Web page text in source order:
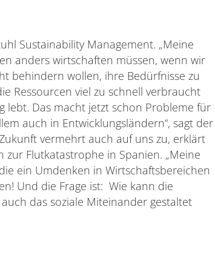
Sustainability Management. „Meine
anders wirtschaften müssen, wenn wir
behindern wollen, ihre Bedürfnisse zu
Ressourcen viel zu schnell verbraucht
Das macht jetzt schon Probleme für
auch in Entwicklungsländern“, sagt der
vermehrt auch auf uns zu, erklärt
Flutkatastrophe in Spanien. „Meine
ein Umdenken in Wirtschaftsbereichen
Und die Frage ist: Wie kann die
das soziale Miteinander gestaltet